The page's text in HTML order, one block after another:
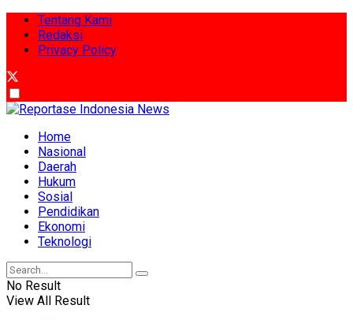
Tentang Kami
Redaksi
Privacy Policy
Home
Nasional
Daerah
Hukum
Sosial
Pendidikan
Ekonomi
Teknologi
No Result
View All Result